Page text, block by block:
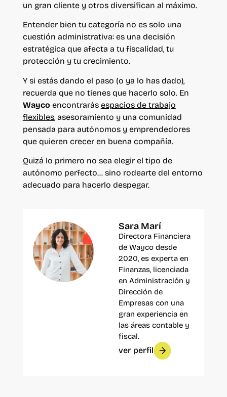
un gran cliente y otros diversifican al máximo.
Entender bien tu categoría no es solo una
cuestión administrativa: es una decisión
estratégica que afecta a tu fiscalidad, tu
protección y tu crecimiento.
Y si estás dando el paso (o ya lo has dado),
recuerda que no tienes que hacerlo solo. En
Waycoencontrarás espacios de trabajo
flexibles, asesoramiento y una comunidad
pensada para autónomos y emprendedores
que quieren crecer en buena compañía.
Quizá lo primero no sea elegir el tipo de
autónomo perfecto… sino rodearte del entorno
adecuado para hacerlo despegar.
Sara Marí
Directora Financiera
de Wayco desde
2020, es experta en
Finanzas, licenciada
en Administración y
Dirección de
Empresas con una
gran experiencia en
las áreas contable y
fiscal.
ver perfil